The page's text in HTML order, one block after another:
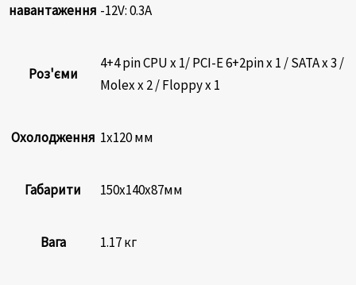
навантаження -12V: 0.3А
Роз'єми
4+4 pin CPU x 1/ PCI-E 6+2pin x 1 / SATA x 3 /
Molex x 2 / Floppy x 1
Охолодження 1х120 мм
Габарити 150х140х87мм
Вага 1.17 кг